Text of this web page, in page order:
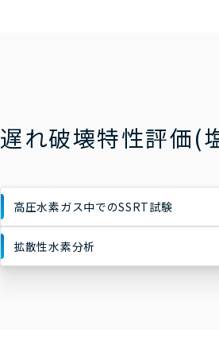
遅れ破壊特性評価(
高圧水素ガス中でのSSRT試験
拡散性水素分析